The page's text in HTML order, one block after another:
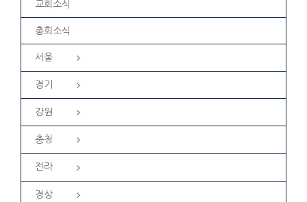
교회소식
총회소식
서울
경기
강원
충청
전라
경상